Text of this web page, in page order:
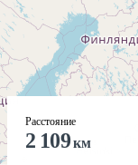
Расстояние
2 109км